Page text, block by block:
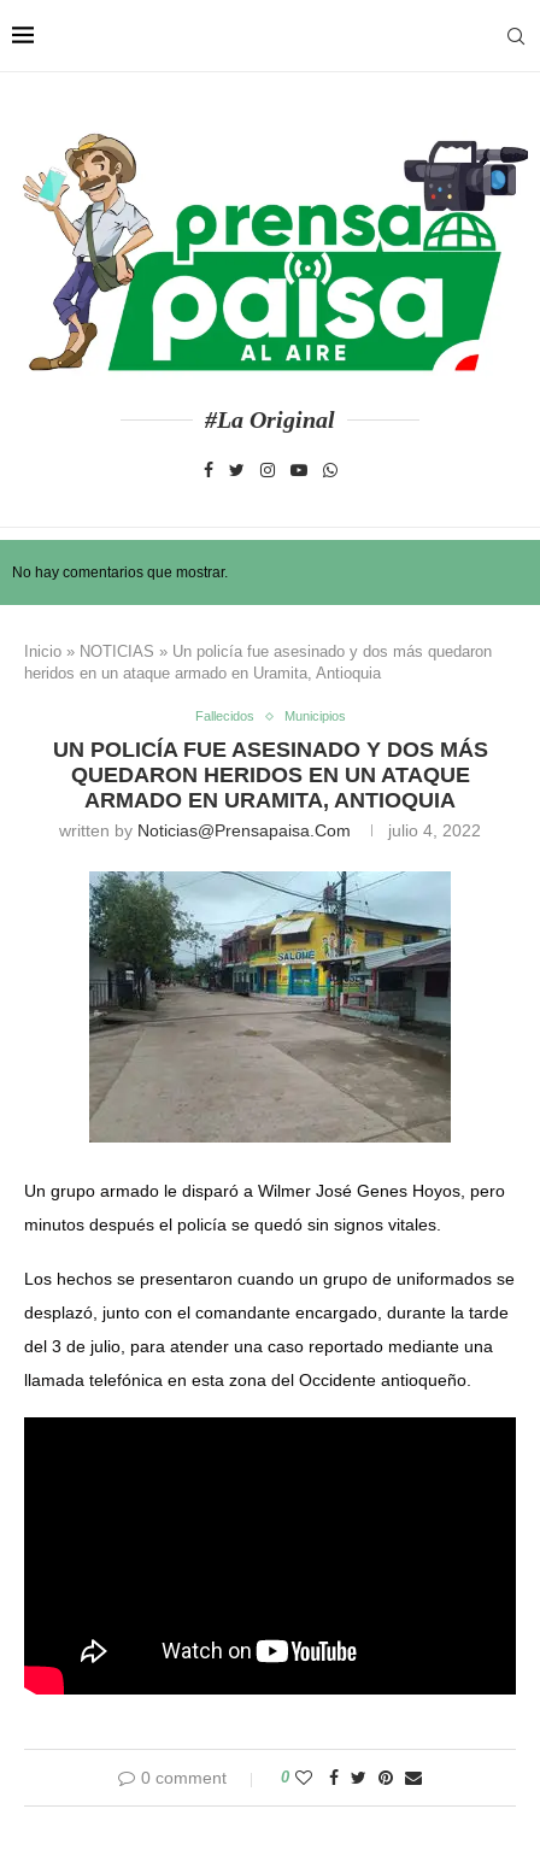
#La Original
No hay comentarios que mostrar.
Inicio » NOTICIAS » Un policía fue asesinado y dos más quedaron
heridos en un ataque armado en Uramita, Antioquia
Fallecidos Municipios
UN POLICÍA FUE ASESINADO Y DOS MÁS
QUEDARON HERIDOS EN UN ATAQUE
ARMADO EN URAMITA, ANTIOQUIA
written by Noticias@prensapaisa.com julio 4, 2022
Un grupo armado le disparó a Wilmer José Genes Hoyos, pero
minutos después el policía se quedó sin signos vitales.
Los hechos se presentaron cuando un grupo de uniformados se
desplazó, junto con el comandante encargado, durante la tarde
del 3 de julio, para atender una caso reportado mediante una
llamada telefónica en esta zona del Occidente antioqueño.
0 comment 0